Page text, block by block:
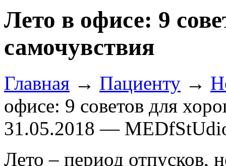
Лето в офисе: 9
самочувствия
Главная → Пациенту →
офисе: 9 советов для
31.05.2018 —
Лето – период отпусков,